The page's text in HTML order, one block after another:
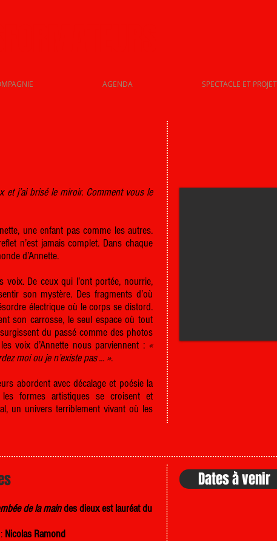
AGENDA SPECTACLE ET PROJET
j’ai brisé le miroir. Comment vous le
une enfant pas comme les autres.
n’est jamais complet. Dans chaque
d’Annette.
voix. De ceux qui l’ont portée, nourrie,
son mystère. Des fragments d’où
électrique où le corps se distord.
son carrosse, le seul espace où tout
du passé comme des photos
voix d’Annette nous parviennent : «
moi ou je n’existe pas ... ».
abordent avec décalage et poésie la
formes artistiques se croisent et
un univers terriblement vivant où les
de la maindes dieux est lauréat du
Nicolas Ramond
Dates à venir